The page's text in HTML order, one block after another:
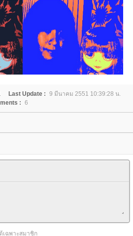
Last Update : 9 มีนาคม 2551 10:39:28 น.
: 6
เฉพาะสมาชิก